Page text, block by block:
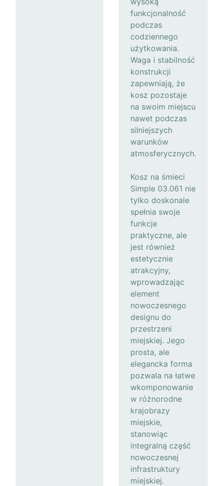
funkcjonalność
podczas
codziennego
użytkowania.
Waga i stabilność
konstrukcji
zapewniają, że
kosz pozostaje
na swoim miejscu
nawet podczas
silniejszych
warunków
atmosferycznych.
Kosz na śmieci
Simple 03.061 nie
tylko doskonale
spełnia swoje
funkcje
praktyczne, ale
jest również
estetycznie
atrakcyjny,
wprowadzając
element
nowoczesnego
designu do
przestrzeni
miejskiej. Jego
prosta, ale
elegancka forma
pozwala na łatwe
wkomponowanie
w różnorodne
krajobrazy
miejskie,
stanowiąc
integralną część
nowoczesnej
infrastruktury
miejskiej.